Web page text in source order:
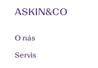
ASKIN&CO
O nás
Servis